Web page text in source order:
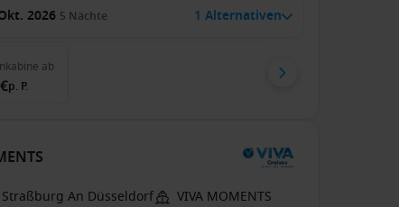
2026 5 Nächte 1 Alternativen
ab
p. P.
An Düsseldorf VIVA MOMENTS